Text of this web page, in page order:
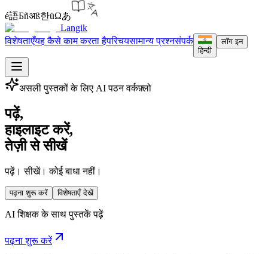
é語Бñअß한üΩあ
Langik
विशेषताएँयह कैसे काम करता हैपरिचयसामान्य प्रश्नसंपर्क
हिन्दी
लॉग इन
असली पुस्तकों के लिए AI पठन वर्कफ़्लो
पढ़ें,
हाइलाइट करें,
तेज़ी से सीखें
पढ़ें। सीखें। कोई बाधा नहीं।
पढ़ना शुरू करें विशेषताएँ देखें
AI शिक्षक के साथ पुस्तकें पढ़ें
पढ़ना शुरू करें